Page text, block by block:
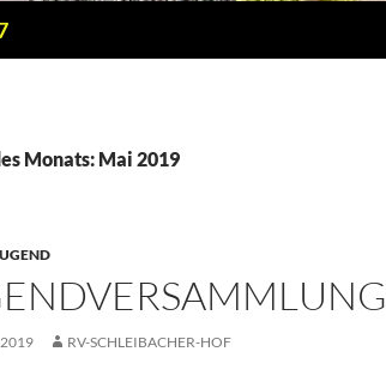
Monats: Mai 2019
RV-SCHLEIBACHER-HOF